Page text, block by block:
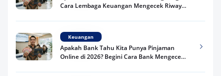
Cara Lembaga Keuangan Mengecek Riwayat
Keuangan
Apakah Bank Tahu Kita Punya Pinjaman
Online di 2026? Begini Cara Bank Mengecek